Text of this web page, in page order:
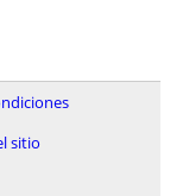
sitio